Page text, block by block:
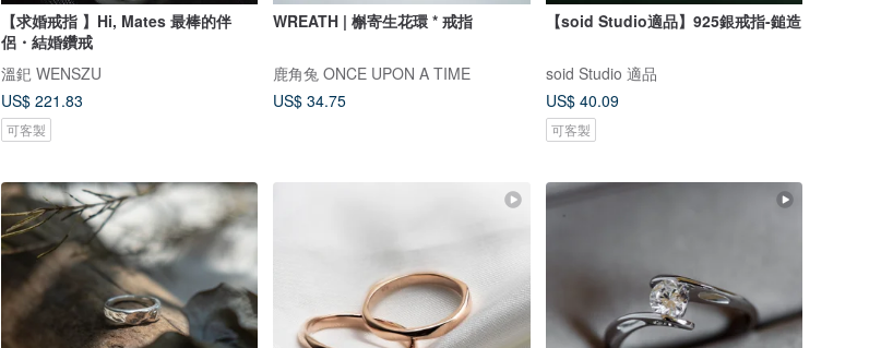
【求婚戒指 】Hi, Mates 最棒的伴
侶・結婚鑽戒
溫釲 WENSZU
US$ 221.83
可客製
WREATH | 槲寄生花環 * 戒指
鹿角兔 ONCE UPON A TIME
US$ 34.75
【soid Studio適品】925銀戒指-鎚造
soid Studio 適品
US$ 40.09
可客製